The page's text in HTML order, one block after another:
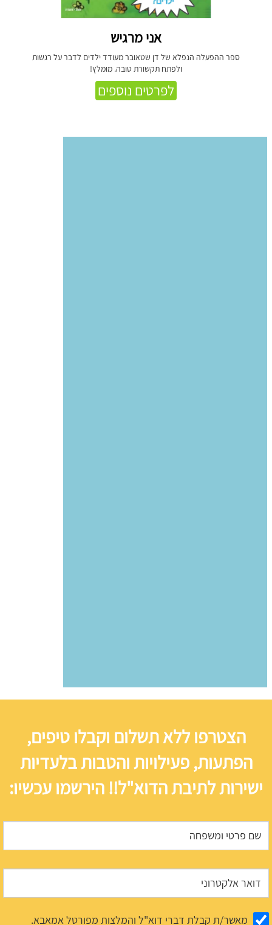
אני מרגיש
ספר ההפעלה הנפלא של דן שטאובר מעודד ילדים לדבר על רגשות
ולפתח תקשורת טובה. מומלץ!
לפרטים נוספים
הצטרפו ללא תשלום וקבלו טיפים,
הפתעות, פעילויות והטבות בלעדיות
ישירות לתיבת הדוא"ל!! הירשמו עכשיו:
מאשר/ת קבלת דברי דוא"ל והמלצות מפורטל אמאבא.